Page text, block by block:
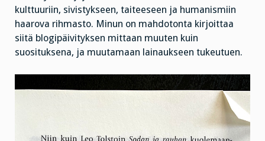
kulttuuriin, sivistykseen, taiteeseen ja humanismiin
haarova rihmasto. Minun on mahdotonta kirjoittaa
siitä blogipäivityksen mittaan muuten kuin
suosituksena, ja muutamaan lainaukseen tukeutuen.